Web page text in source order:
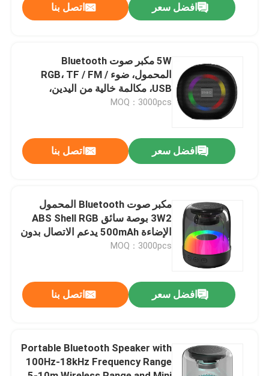
المنتجات
حولنا
جولة في المصنع
اتصل بنا
أخبار
القضايا
لوحة مفاتيح وماوس كمبيوتر سلكي
افضل سعر اتصل بنا
5W مكبر صوت Bluetooth
المحمول، ضوء RGB، TF / FM /
USB، مكالمة خالية من اليدين،
MOQ：3000pcs
افضل سعر اتصل بنا
مكبر صوت Bluetooth المحمول
3W2 بوصة سائق ABS Shell RGB
الإضاءة 500mAh يدعم الاتصال بدون
يدين BT / AUX / USB / TF
MOQ：3000pcs
افضل سعر اتصل بنا
Portable Bluetooth Speaker with
100Hz-18kHz Frequency Range